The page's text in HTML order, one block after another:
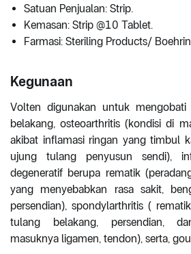
Satuan Penjualan: Strip.
Kemasan: Strip @10 Tablet.
Farmasi: Steriling Products/
Kegunaan
Volten digunakan untuk
belakang, osteoarthritis (kondisi di
akibat inflamasi ringan yang timbul
ujung tulang penyusun sendi),
degeneratif berupa rematik
yang menyebabkan rasa sakit,
persendian), spondylarthritis (
tulang belakang, persendian,
masuknya ligamen, tendon), serta,